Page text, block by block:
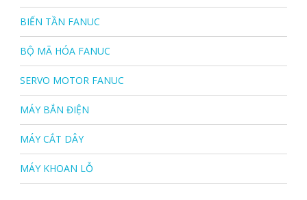
BIẾN TẦN FANUC
BỘ MÃ HÓA FANUC
SERVO MOTOR FANUC
MÁY BẮN ĐIỆN
MÁY CẮT DÂY
MÁY KHOAN LỖ